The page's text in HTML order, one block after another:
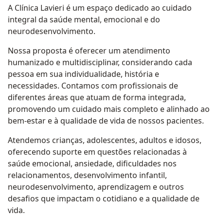
A Clínica Lavieri é um espaço dedicado ao cuidado
integral da saúde mental, emocional e do
neurodesenvolvimento.
Nossa proposta é oferecer um atendimento
humanizado e multidisciplinar, considerando cada
pessoa em sua individualidade, história e
necessidades. Contamos com profissionais de
diferentes áreas que atuam de forma integrada,
promovendo um cuidado mais completo e alinhado ao
bem-estar e à qualidade de vida de nossos pacientes.
Atendemos crianças, adolescentes, adultos e idosos,
oferecendo suporte em questões relacionadas à
saúde emocional, ansiedade, dificuldades nos
relacionamentos, desenvolvimento infantil,
neurodesenvolvimento, aprendizagem e outros
desafios que impactam o cotidiano e a qualidade de
vida.